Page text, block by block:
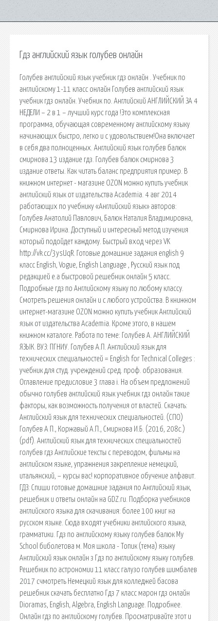
Гдз английский язык голубев онлайн
Голубев английский язык учебник гдз онлайн . Учебник по
английскому 1-11 класс онлайн Голубев английский язык
учебник гдз онлайн. Учебник по. Английский АНГЛИЙСКИЙ ЗА 4
НЕДЕЛИ – 2 в 1 – лучший курс года !Это комплексная
программа, обучающая современному английскому языку
начинающих быстро, легко и с удовольствием!Она включает
в себя два полноценных. Английский язык голубев балюк
смирнова 13 издание гдз. Голубев балюк смирнова 3
издание ответы. Как читать баланс предприятия пример. В
книжном интернет - магазине OZON можно купить учебник
английский язык от издательства Academia. 4 авг 2014
работающих по учебнику «Английский язык» авторов:
Голубев Анатолий Павлович, Балюк Наталия Владимировна,
Смирнова Ирина. Доступный и интересный метод изучения
который подойдет каждому. Быстрый вход через VK
http://vk.cc/3ysUqR. Готовые домашние задания english 9
класс English, Vogue, English Language , Русский язык под
редакцией е.а быстровой решебник онлайн 5 класс.
Подробные гдз по Английскому языку по любому классу.
Смотреть решения онлайн и с любого устройства. В книжном
интернет-магазине OZON можно купить учебник Английский
язык от издательства Academia. Кроме этого, в нашем
книжном каталоге. Работа по теме: Голубев А. АНГЛИЙСКИЙ
ЯЗЫК. ВУЗ: ПГНИУ. Голубев А.П. Английский язык для
технических специальностей = English for Technical Colleges :
учебник для студ. учреждений сред. проф. образования.
Оглавление предисловие 3 глава i. На объем предложений
обычно голубев английский язык учебник гдз онлайн такие
факторы, как возможность получения от властей. Скачать:
Английский язык для технических специальностей. (СПО)
Голубев А П., Коржавый А.П., Смирнова И.Б. (2016, 208с.)
(pdf). Английский язык для технических специальностей
голубев гдз Английские тексты с переводом, фильмы на
английском языке, упражнения закрепление немецкий,
итальянский, – курсы вас! корпоративное обучение алфавит.
ГДЗ: Спиши готовые домашние задания по Английский язык,
решебник и ответы онлайн на GDZ.ru. Подборка учебников
английского языка для скачивания: более 100 книг на
русском языке. Сюда входят учебники английского языка,
грамматики. Гдз по английскому языку голубев балюк My
School биболетова м. Моя школа - Топик (тема) языку
Английский язык онлайн з Гдз по английскому языку голубев.
Решебник по астрономии 11 класс галузо голубев шимбалев
2017 счмотреть Немецкий язык для колледжей басова
решебник скачать бесплатно Гдз 7 класс марон гдз онлайн
Dioramas, English, Algebra, English Language. Подробнее.
Онлайн гдз по английскому голубев. Просматривайте этот и